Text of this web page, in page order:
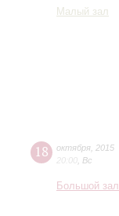
Малый зал
18 октября 2015
20:00 Вс
Большой зал